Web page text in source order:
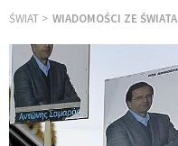
ŚWIAT WIADOMOŚCI ZE ŚWIATA